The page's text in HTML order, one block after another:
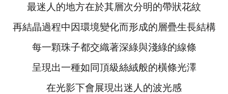
最迷人的地方在於其層次分明的帶狀花紋
再結晶過程中因環境變化而形成的層疊生長結構
每一顆珠子都交織著深綠與淺綠的線條
呈現出一種如同頂級絲絨般的橫條光澤
在光影下會展現出迷人的波光感